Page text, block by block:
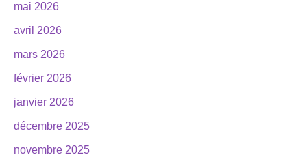
mai 2026
avril 2026
mars 2026
février 2026
janvier 2026
décembre 2025
novembre 2025